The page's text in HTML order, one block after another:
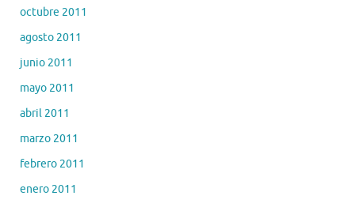
octubre 2011
agosto 2011
junio 2011
mayo 2011
abril 2011
marzo 2011
febrero 2011
enero 2011